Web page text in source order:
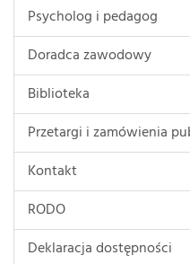
Psycholog i pedagog
Doradca zawodowy
Biblioteka
Przetargi i zamówienia
Kontakt
RODO
Deklaracja dostępności